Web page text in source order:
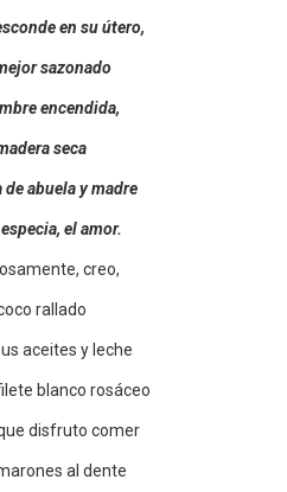
en su útero,
sazonado
encendida,
seca
de abuela y madre
el amor.
creo,
rallado
aceites y leche
blanco rosáceo
disfruto comer
al dente